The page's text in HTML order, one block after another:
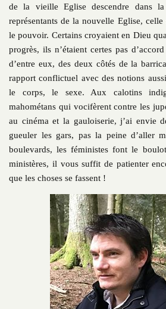
de la vieille Eglise descendre dans
représentants de la nouvelle Eglise,
le pouvoir. Certains croyaient en Dieu
progrès, ils n’étaient certes pas
d’entre eux, des deux côtés de la
rapport conflictuel avec des notions
le corps, le sexe. Aux calotins
mahométans qui vocifèrent contre les
au cinéma et la gauloiserie, j’ai envie
gueuler les gars, pas la peine d’aller
boulevards, les féministes font le
ministères, il vous suffit de patienter
que les choses se fassent !